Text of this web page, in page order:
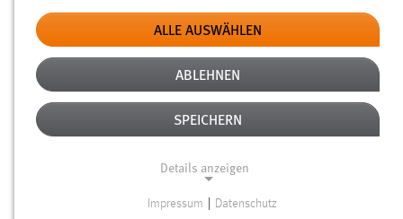
Typ
Erstellungsdatum
Alter
ALLE AUSWÄHLEN
ABLEHNEN
SPEICHERN
Details anzeigen
Impressum Datenschutz